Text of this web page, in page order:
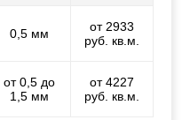
0,5 мм
от 2933
руб. кв.м.
от 0,5 до
1,5 мм
от 4227
руб. кв.м.